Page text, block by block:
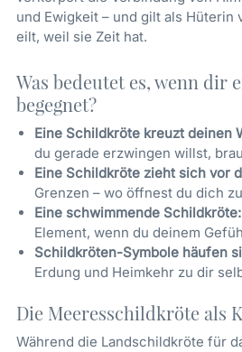
und Ewigkeit – und gilt als Hüterin
eilt, weil sie Zeit hat.
Was bedeutet es, wenn dir
begegnet?
Eine Schildkröte kreuzt deinen
du gerade erzwingen willst,
Eine Schildkröte zieht sich vor
Grenzen – wo öffnest du dich
Eine schwimmende Schildkröte:
Element, wenn du deinem
Schildkröten-Symbole häufen
Erdung und Heimkehr zu dir
Die Meeresschildkröte als
Während die Landschildkröte für